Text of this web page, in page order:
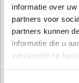
informatie over
partners voor
partners kunnen
informatie die u
verzameld op
om bestaande
bouwen naar
wat er moet